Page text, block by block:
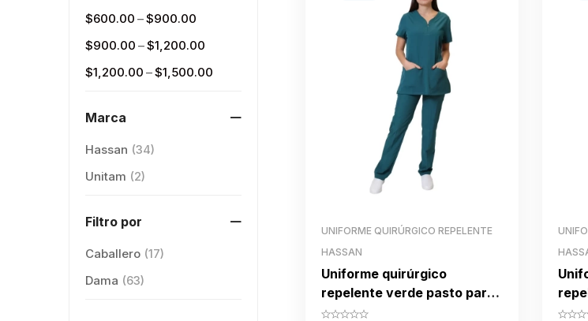
$600.00 –$900.00
$900.00 –$1,200.00
$1,200.00 –$1,500.00
Marca
Hassan (34)
Unitam (2)
Filtro por
Caballero (17)
Dama (63)
UNIFORME QUIRÚRGICO REPELENTE
HASSAN
Uniforme quirúrgico
repelente verde pasto para
dama con cierre
para